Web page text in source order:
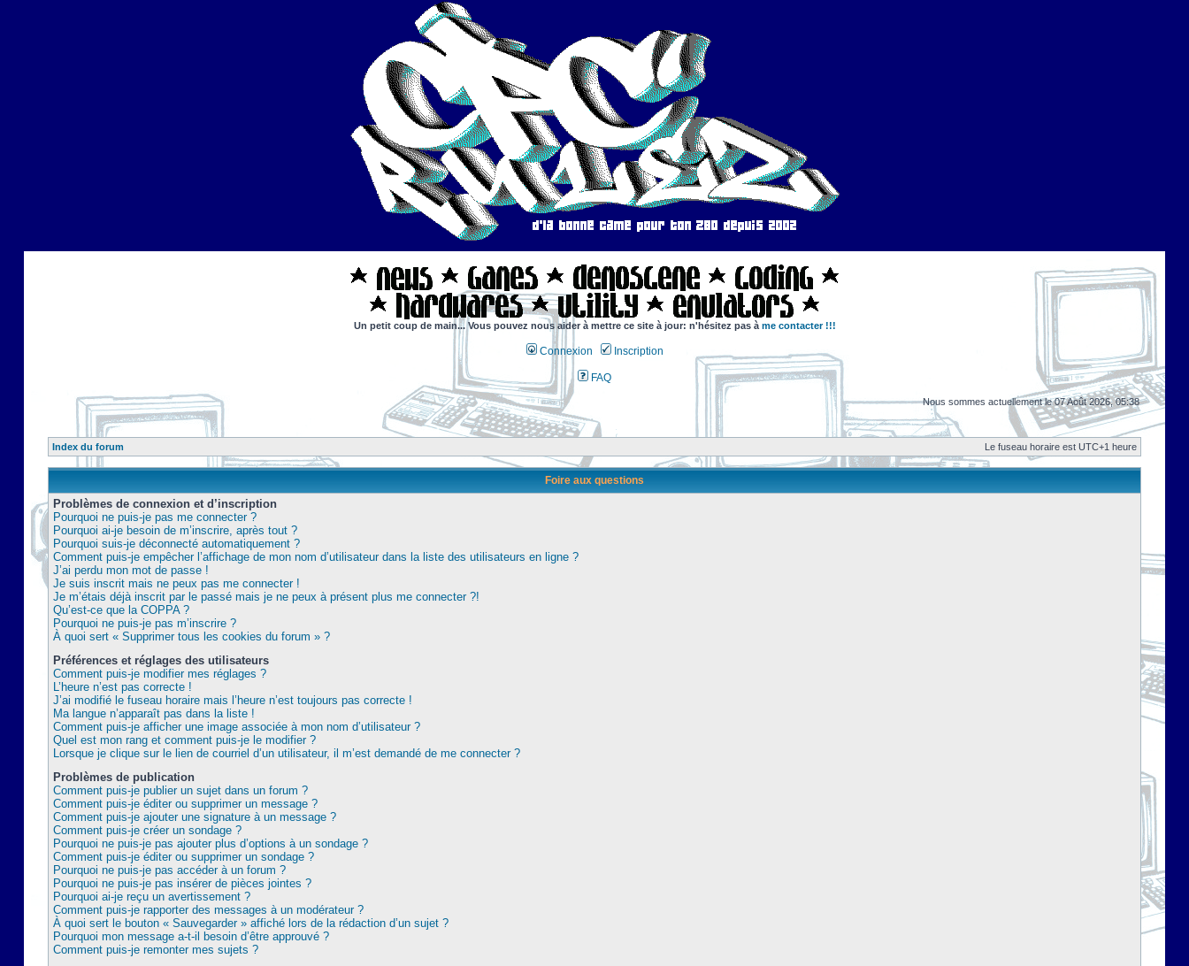
Un petit coup de main... Vous pouvez nous aider à mettre ce site à jour: n'hésitez pas à me contacter !!!
Connexion Inscription
FAQ
Nous sommes actuellement le 07 Août 2026, 05:38
Index du forum Le fuseau horaire est UTC+1 heure
Foire aux questions
Problèmes de connexion et d’inscription
Pourquoi ne puis-je pas me connecter ?
Pourquoi ai-je besoin de m’inscrire, après tout ?
Pourquoi suis-je déconnecté automatiquement ?
Comment puis-je empêcher l’affichage de mon nom d’utilisateur dans la liste des utilisateurs en ligne ?
J’ai perdu mon mot de passe !
Je suis inscrit mais ne peux pas me connecter !
Je m’étais déjà inscrit par le passé mais je ne peux à présent plus me connecter ?!
Qu’est-ce que la COPPA ?
Pourquoi ne puis-je pas m’inscrire ?
À quoi sert « Supprimer tous les cookies du forum » ?
Préférences et réglages des utilisateurs
Comment puis-je modifier mes réglages ?
L’heure n’est pas correcte !
J’ai modifié le fuseau horaire mais l’heure n’est toujours pas correcte !
Ma langue n’apparaît pas dans la liste !
Comment puis-je afficher une image associée à mon nom d’utilisateur ?
Quel est mon rang et comment puis-je le modifier ?
Lorsque je clique sur le lien de courriel d’un utilisateur, il m’est demandé de me connecter ?
Problèmes de publication
Comment puis-je publier un sujet dans un forum ?
Comment puis-je éditer ou supprimer un message ?
Comment puis-je ajouter une signature à un message ?
Comment puis-je créer un sondage ?
Pourquoi ne puis-je pas ajouter plus d’options à un sondage ?
Comment puis-je éditer ou supprimer un sondage ?
Pourquoi ne puis-je pas accéder à un forum ?
Pourquoi ne puis-je pas insérer de pièces jointes ?
Pourquoi ai-je reçu un avertissement ?
Comment puis-je rapporter des messages à un modérateur ?
À quoi sert le bouton « Sauvegarder » affiché lors de la rédaction d’un sujet ?
Pourquoi mon message a-t-il besoin d’être approuvé ?
Comment puis-je remonter mes sujets ?